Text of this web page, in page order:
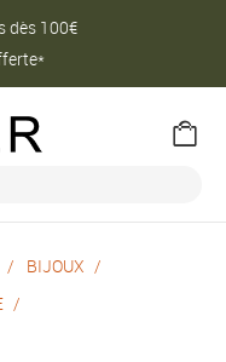
dès 100€
BIJOUX